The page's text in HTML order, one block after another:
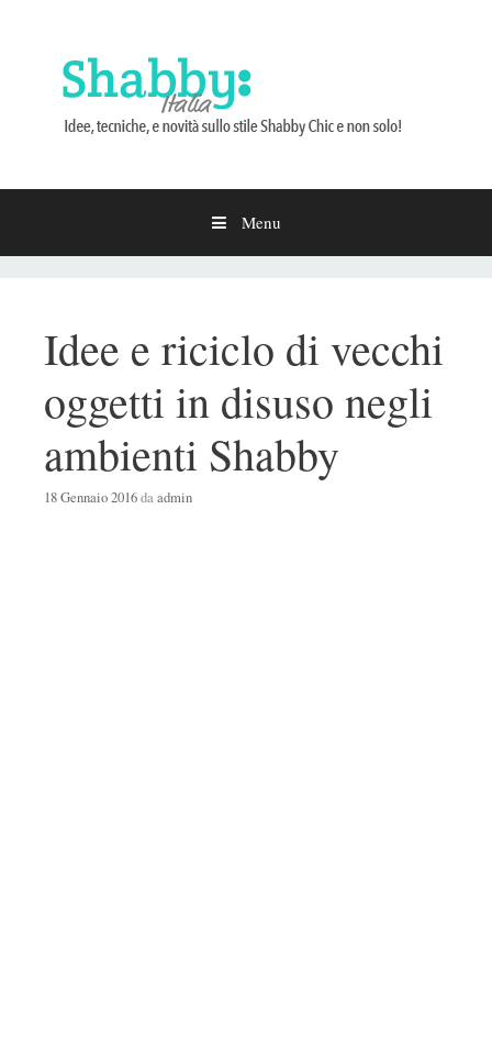
Menu
Idee e riciclo di vecchi
oggetti in disuso negli
ambienti Shabby
18 Gennaio 2016daadmin